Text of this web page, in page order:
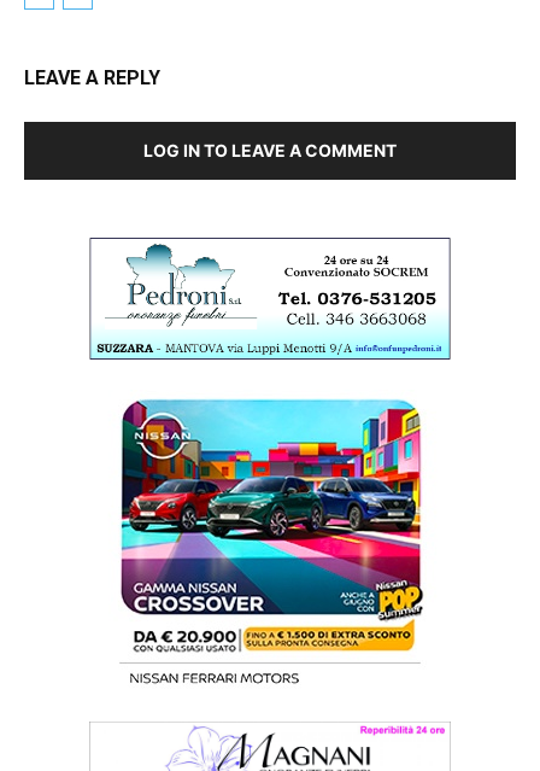
LEAVE A REPLY
LOG IN TO LEAVE A COMMENT